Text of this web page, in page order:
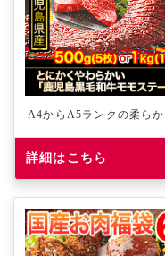
A4からA5ランクの柔ら
詳細はこちら